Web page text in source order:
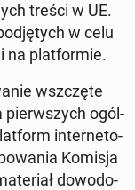
treści w UE.
w celu
na plat­for­mie.
wsz­czę­te
pierw­szych ogól­
in­ter­ne­to­
Komisja
do­wo­do­